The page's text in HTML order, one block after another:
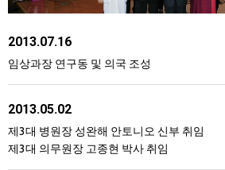
2013.07.16
임상과장 연구동 및 의국 조성
2013.05.02
제3대 병원장 성완해 안토니오 신부 취임
제3대 의무원장 고종현 박사 취임